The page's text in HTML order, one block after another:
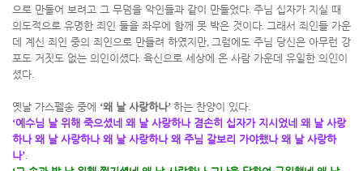
으로 만들어 보려고 그 무덤을 악인들과 같이 만들었다. 주님 십자가 지실 때
의도적으로 유명한 죄인 둘을 좌우에 함께 못 박은 것이다. 그래서 죄인들 가운
데 계신 죄인 중의 죄인으로 만들려 하였지만, 그럼에도 주님 당신은 아무런 강
포도 거짓도 없는 의인이셨다. 육신으로 세상에 온 사람 가운데 유일한 의인이
셨다.
옛날 가스펠송 중에 ‘왜 날 사랑하나’ 하는 찬양이 있다.
‘예수님 날 위해 죽으셨네 왜 날 사랑하나 겸손히 십자가 지시었네 왜 날 사랑
하나 왜 날 사랑하나 왜 날 사랑하나 왜 주님 갈보리 가야했나 왜 날 사랑하
나’.